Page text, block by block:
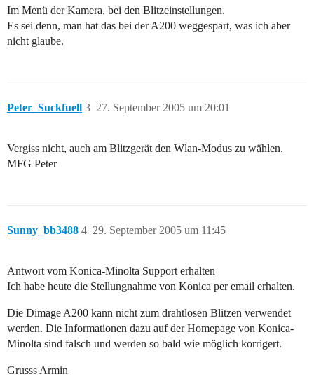
Im Menü der Kamera, bei den Blitzeinstellungen.
Es sei denn, man hat das bei der A200 weggespart, was ich aber
nicht glaube.
Peter_Suckfuell 27. September 2005 um 20:01
3
Vergiss nicht, auch am Blitzgerät den Wlan-Modus zu wählen.
MFG Peter
Sunny_bb3488 29. September 2005 um 11:45
4
Antwort vom Konica-Minolta Support erhalten
Ich habe heute die Stellungnahme von Konica per email erhalten.
Die Dimage A200 kann nicht zum drahtlosen Blitzen verwendet
werden. Die Informationen dazu auf der Homepage von Konica-
Minolta sind falsch und werden so bald wie möglich korrigert.
Grusss Armin